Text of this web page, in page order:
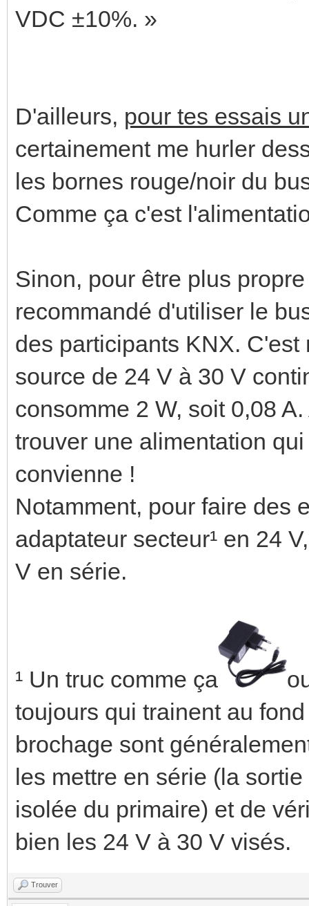
VDC ±10%. »
D'ailleurs, pour tes essais
certainement me hurler
les bornes rouge/noir du
Comme ça c'est
Sinon, pour être plus
recommandé d'utiliser le
des participants KNX.
source de 24 V à 30 V
consomme 2 W, soit 0,08
trouver une alimentation
convienne !
Notamment, pour faire des
adaptateur secteur¹ en 24
V en série.
¹ Un truc comme ça
toujours qui trainent au
brochage sont
les mettre en série (la
isolée du primaire) et de
bien les 24 V à 30 V visés.
Trouver